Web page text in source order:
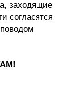
заходящие
согласятся